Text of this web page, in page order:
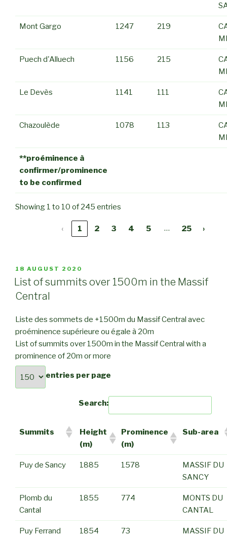
Mont Gargo 1247 219
Puech d'Alluech 1156 215
Le Devès 1141 111
Chazoulède 1078 113
**proéminence à
confirmer/prominence
to be confirmed
Showing 1 to 10 of 245 entries
‹ 1 2 3 4 5 … 25 ›
POSTED
ON
18 AUGUST 2020
List of summits over 1500m in the Massif
Central
Liste des sommets de +1500m du Massif Central avec
proéminence supérieure ou égale à 20m
List of summits over 1500m in the Massif Central with a
prominence of 20m or more
entries per page
Search:
Summits
Height
(m)
Prominence
(m)
Sub-area
Puy de Sancy 1885 1578
MASSIF DU
SANCY
Plomb du
Cantal
1855 774
MONTS DU
CANTAL
Puy Ferrand 1854 73
MASSIF DU